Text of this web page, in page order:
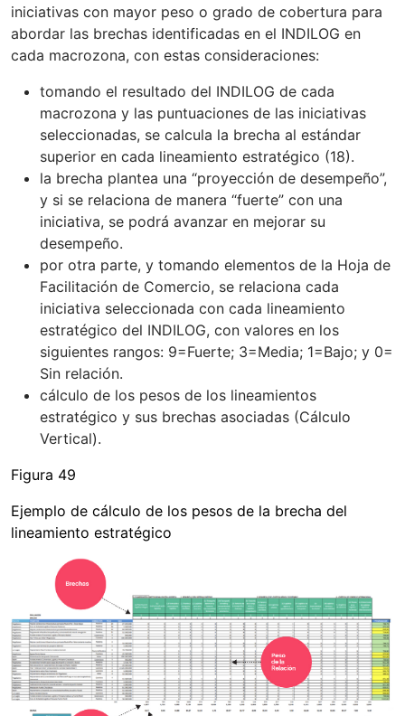
iniciativas con mayor peso o grado de cobertura para
abordar las brechas identificadas en el INDILOG en
cada macrozona, con estas consideraciones:
tomando el resultado del INDILOG de cada
macrozona y las puntuaciones de las iniciativas
seleccionadas, se calcula la brecha al estándar
superior en cada lineamiento estratégico (18).
la brecha plantea una “proyección de desempeño”,
y si se relaciona de manera “fuerte” con una
iniciativa, se podrá avanzar en mejorar su
desempeño.
por otra parte, y tomando elementos de la Hoja de
Facilitación de Comercio, se relaciona cada
iniciativa seleccionada con cada lineamiento
estratégico del INDILOG, con valores en los
siguientes rangos: 9=Fuerte; 3=Media; 1=Bajo; y 0=
Sin relación.
cálculo de los pesos de los lineamientos
estratégico y sus brechas asociadas (Cálculo
Vertical).
Figura 49
Ejemplo de cálculo de los pesos de la brecha del
lineamiento estratégico